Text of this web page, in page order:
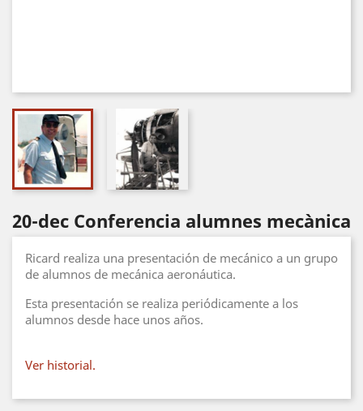
20-dec Conferencia alumnes mecànica
Ricard realiza una presentación de mecánico a un grupo
de alumnos de mecánica aeronáutica.
Esta presentación se realiza periódicamente a los
alumnos desde hace unos años.
Ver historial.